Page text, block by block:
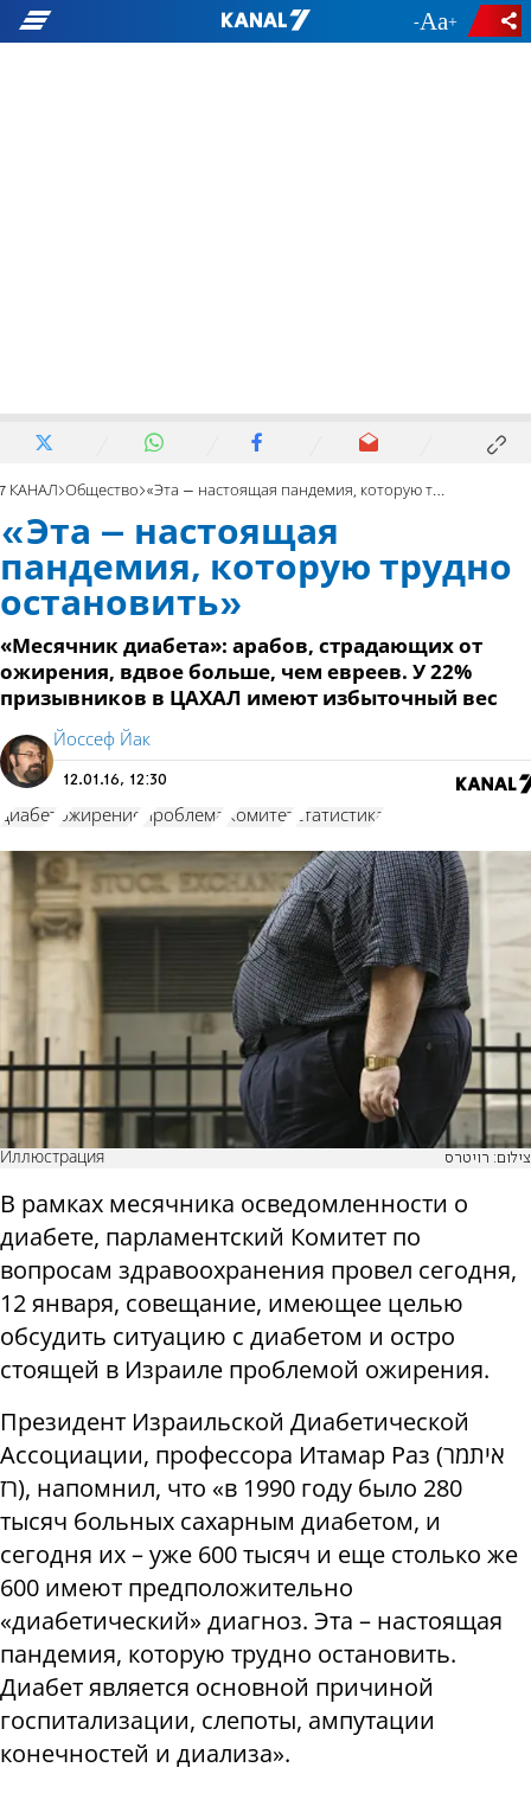
- +
7 КАНАЛ Общество «Эта – настоящая пандемия, которую трудно остановить»
«Эта – настоящая
пандемия, которую трудно
остановить»
«Месячник диабета»: арабов, страдающих от
ожирения, вдвое больше, чем евреев. У 22%
призывников в ЦАХАЛ имеют избыточный вес
Йоссеф Йак
12.01.16, 12:30
диабет ожирение проблема Комитет статистика
Иллюстрация צילום: רויטרס
В рамках месячника осведомленности о
диабете, парламентский Комитет по
вопросам здравоохранения провел сегодня,
12 января, совещание, имеющее целью
обсудить ситуацию с диабетом и остро
стоящей в Израиле проблемой ожирения.
Президент Израильской Диабетической
Ассоциации, профессора Итамар Раз (איתמר
רז), напомнил, что «в 1990 году было 280
тысяч больных сахарным диабетом, и
сегодня их – уже 600 тысяч и еще столько же
600 имеют предположительно
«диабетический» диагноз. Эта – настоящая
пандемия, которую трудно остановить.
Диабет является основной причиной
госпитализации, слепоты, ампутации
конечностей и диализа».